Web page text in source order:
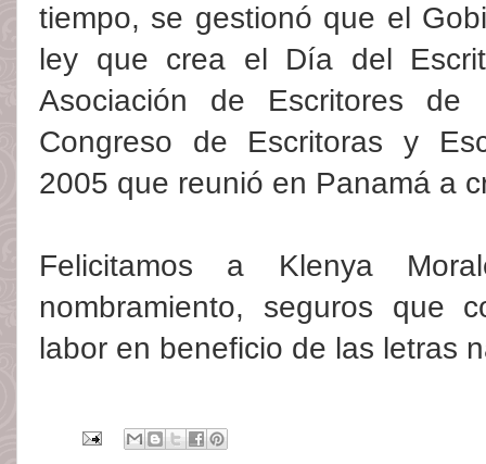
tiempo, se gestionó que el
ley que crea el Día del
Asociación de Escritores
Congreso de Escritoras y
2005 que reunió en Panamá a
Felicitamos a Klenya
nombramiento, seguros que
labor en beneficio de las letras